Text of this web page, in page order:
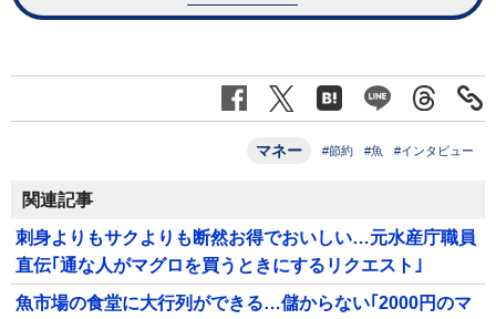
マネー #節約 #魚 #インタビュー
関連記事
刺身よりもサクよりも断然お得でおいしい…元水産庁職員
直伝｢通な人がマグロを買うときにするリクエスト｣
魚市場の食堂に大行列ができる…儲からない｢2000円のマ